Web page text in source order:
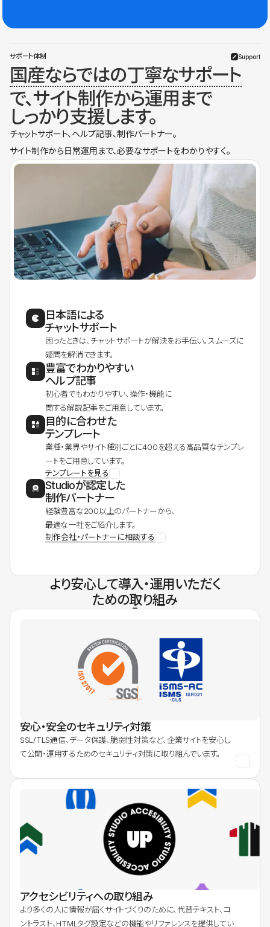
サポート体制 Support
国産ならではの丁寧なサポート
で、サイト制作から運用まで
しっかり支援します。
チャットサポート、ヘルプ記事、制作パートナー。
サイト制作から日常運用まで、必要なサポートをわかりやすく。
日本語による
チャットサポート
困ったときは、チャットサポートが解決をお手伝い。スムーズに
疑問を解消できます。
豊富でわかりやすい
ヘルプ記事
初心者でもわかりやすい、操作・機能に
関する解説記事をご用意しています。
目的に合わせた
テンプレート
業種・業界やサイト種別ごとに400を超える高品質なテンプレ
ートをご用意しています。
テンプレートを見る
Studioが認定した
制作パートナー
経験豊富な200以上のパートナーから、
最適な一社をご紹介します。
制作会社・パートナーに相談する
より安心して導入・運用いただく
ための取り組み
安心・安全のセキュリティ対策
SSL/TLS通信、データ保護、脆弱性対策など、企業サイトを安心し
て公開・運用するためのセキュリティ対策に取り組んでいます。
アクセシビリティへの取り組み
より多くの人に情報が届くサイトづくりのために、代替テキスト、コ
ントラスト、HTMLタグ設定などの機能やリファレンスを提供してい